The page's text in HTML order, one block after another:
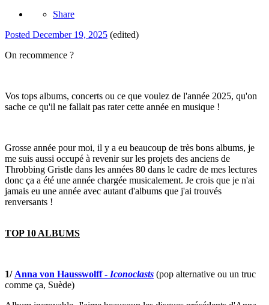
Share
Posted December 19, 2025 (edited)
On recommence ?
Vos tops albums, concerts ou ce que voulez de l'année 2025, qu'on
sache ce qu'il ne fallait pas rater cette année en musique !
Grosse année pour moi, il y a eu beaucoup de très bons albums, je
me suis aussi occupé à revenir sur les projets des anciens de
Throbbing Gristle dans les années 80 dans le cadre de mes lectures
donc ça a été une année chargée musicalement. Je crois que je n'ai
jamais eu une année avec autant d'albums que j'ai trouvés
renversants !
TOP 10 ALBUMS
1/ Anna von Hausswolff - Iconoclasts (pop alternative ou un truc
comme ça, Suède)